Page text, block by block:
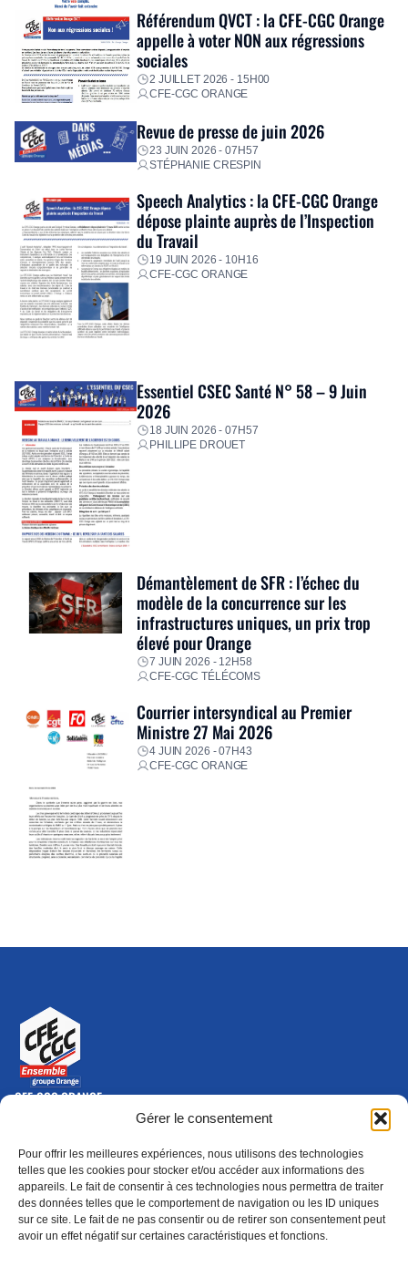
Gérer le consentement
Pour offrir les meilleures expériences, nous utilisons des technologies
telles que les cookies pour stocker et/ou accéder aux informations des
appareils. Le fait de consentir à ces technologies nous permettra de traiter
des données telles que le comportement de navigation ou les ID uniques
sur ce site. Le fait de ne pas consentir ou de retirer son consentement peut
avoir un effet négatif sur certaines caractéristiques et fonctions.
Référendum QVCT : la CFE-CGC Orange
appelle à voter NON aux régressions
sociales
2 JUILLET 2026 - 15H00
CFE-CGC ORANGE
Revue de presse de juin 2026
23 JUIN 2026 - 07H57
STÉPHANIE CRESPIN
Speech Analytics : la CFE-CGC Orange
dépose plainte auprès de l’Inspection
du Travail
19 JUIN 2026 - 10H16
CFE-CGC ORANGE
Essentiel CSEC Santé N° 58 – 9 Juin
2026
18 JUIN 2026 - 07H57
PHILLIPE DROUET
Démantèlement de SFR : l’échec du
modèle de la concurrence sur les
infrastructures uniques, un prix trop
élevé pour Orange
7 JUIN 2026 - 12H58
CFE-CGC TÉLÉCOMS
Courrier intersyndical au Premier
Ministre 27 Mai 2026
4 JUIN 2026 - 07H43
CFE-CGC ORANGE
CFE-CGC ORANGE
10-12 rue Saint Amand, 75015 Paris Cedex 15
Nous contacter
01 46 79 28 74
S'ABONNER(NOUVELLE FENÊTRE)
ADHÉRER
Épargne
(nouvelle fenêtre) Formation
(nouvelle fenêtre)